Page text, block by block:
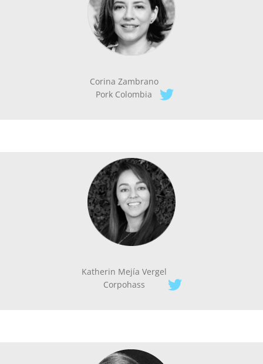
Corina Zambrano
Pork Colombia
Katherin Mejía Vergel
Corpohass